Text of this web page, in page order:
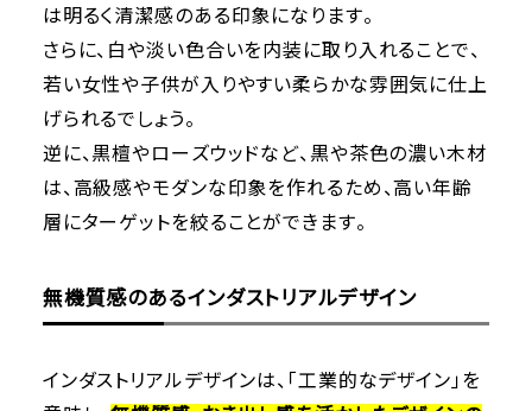
は明るく清潔感のある印象になります。
さらに、白や淡い色合いを内装に取り入れることで、
若い女性や子供が入りやすい柔らかな雰囲気に仕上
げられるでしょう。
逆に、黒檀やローズウッドなど、黒や茶色の濃い木材
は、高級感やモダンな印象を作れるため、高い年齢
層にターゲットを絞ることができます。
無機質感のあるインダストリアルデザイン
インダストリアルデザインは、「工業的なデザイン」を